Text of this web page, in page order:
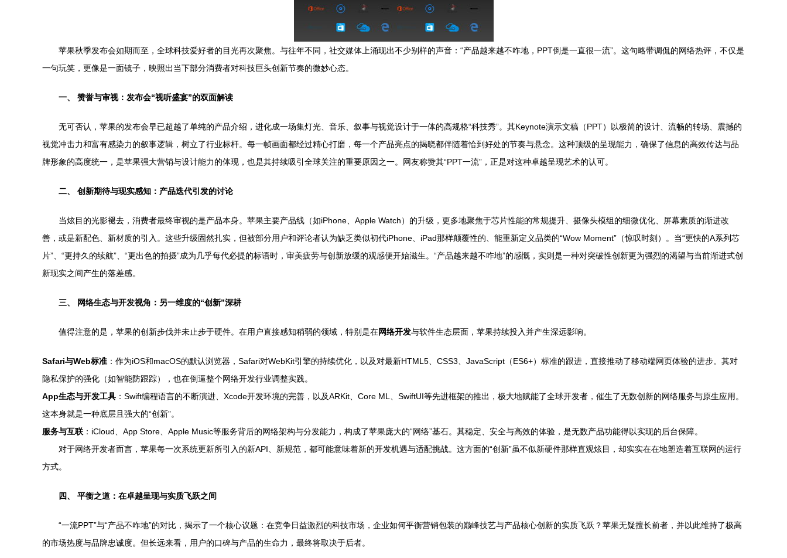
苹果秋季发布会如期而至，全球科技爱好者的目光再次聚焦。与往年不同，社交媒体上涌现出不少别样的声音：“产品越来越不咋地，PPT倒是一直很一流”。这句略带调侃的网络热评，不仅是
一句玩笑，更像是一面镜子，映照出当下部分消费者对科技巨头创新节奏的微妙心态。
一、 赞誉与审视：发布会“视听盛宴”的双面解读
无可否认，苹果的发布会早已超越了单纯的产品介绍，进化成一场集灯光、音乐、叙事与视觉设计于一体的高规格“科技秀”。其Keynote演示文稿（PPT）以极简的设计、流畅的转场、震撼的
视觉冲击力和富有感染力的叙事逻辑，树立了行业标杆。每一帧画面都经过精心打磨，每一个产品亮点的揭晓都伴随着恰到好处的节奏与悬念。这种顶级的呈现能力，确保了信息的高效传达与品
牌形象的高度统一，是苹果强大营销与设计能力的体现，也是其持续吸引全球关注的重要原因之一。网友称赞其“PPT一流”，正是对这种卓越呈现艺术的认可。
二、 创新期待与现实感知：产品迭代引发的讨论
当炫目的光影褪去，消费者最终审视的是产品本身。苹果主要产品线（如iPhone、Apple Watch）的升级，更多地聚焦于芯片性能的常规提升、摄像头模组的细微优化、屏幕素质的渐进改
善，或是新配色、新材质的引入。这些升级固然扎实，但被部分用户和评论者认为缺乏类似初代iPhone、iPad那样颠覆性的、能重新定义品类的“Wow Moment”（惊叹时刻）。当“更快的A系列芯
片”、“更持久的续航”、“更出色的拍摄”成为几乎每代必提的标语时，审美疲劳与创新放缓的观感便开始滋生。“产品越来越不咋地”的感慨，实则是一种对突破性创新更为强烈的渴望与当前渐进式创
新现实之间产生的落差感。
三、 网络生态与开发视角：另一维度的“创新”深耕
值得注意的是，苹果的创新步伐并未止步于硬件。在用户直接感知稍弱的领域，特别是在网络开发与软件生态层面，苹果持续投入并产生深远影响。
Safari与Web标准 ：作为iOS和macOS的默认浏览器，Safari对WebKit引擎的持续优化，以及对最新HTML5、CSS3、JavaScript（ES6+）标准的跟进，直接推动了移动端网页体验的进步。其对
隐私保护的强化（如智能防跟踪），也在倒逼整个网络开发行业调整实践。
App生态与开发工具 ：Swift编程语言的不断演进、Xcode开发环境的完善，以及ARKit、Core ML、SwiftUI等先进框架的推出，极大地赋能了全球开发者，催生了无数创新的网络服务与原生应用。
这本身就是一种底层且强大的“创新”。
服务与互联 ：iCloud、App Store、Apple Music等服务背后的网络架构与分发能力，构成了苹果庞大的“网络”基石。其稳定、安全与高效的体验，是无数产品功能得以实现的后台保障。
对于网络开发者而言，苹果每一次系统更新所引入的新API、新规范，都可能意味着新的开发机遇与适配挑战。这方面的“创新”虽不似新硬件那样直观炫目，却实实在在地塑造着互联网的运行
方式。
四、 平衡之道：在卓越呈现与实质飞跃之间
“一流PPT”与“产品不咋地”的对比，揭示了一个核心议题：在竞争日益激烈的科技市场，企业如何平衡营销包装的巅峰技艺与产品核心创新的实质飞跃？苹果无疑擅长前者，并以此维持了极高
的市场热度与品牌忠诚度。但长远来看，用户的口碑与产品的生命力，最终将取决于后者。